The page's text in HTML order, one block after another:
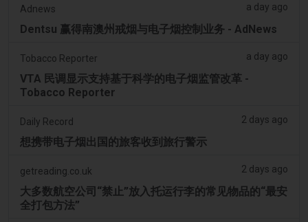
Adnews a day ago
Dentsu 赢得南澳州戒烟与电子烟控制业务 - AdNews
Tobacco Reporter a day ago
VTA 民调显示支持基于科学的电子烟监管改革 -
Tobacco Reporter
Daily Record 2 days ago
想携带电子烟出国的旅客收到旅行警示
getreading.co.uk 2 days ago
大多数航空公司“禁止”放入托运行李的常见物品的“最安
全打包方法”